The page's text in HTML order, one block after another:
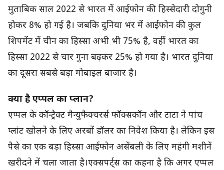
मुताबिक साल 2022 से भारत में आईफोन की हिस्सेदारी दोगुनी
होकर 8% हो गई है। जबकि दुनिया भर में आईफोन की कुल
शिपमेंट में चीन का हिस्सा अभी भी 75% है, वहीं भारत का
हिस्सा 2022 से चार गुना बढ़कर 25% हो गया है। भारत दुनिया
का दूसरा सबसे बड़ा मोबाइल बाजार है।
क्या है एप्पल का प्लान?
एप्पल के कॉन्ट्रैक्ट मैन्युफैक्चरर्स फॉक्सकॉन और टाटा ने पांच
प्लांट खोलने के लिए अरबों डॉलर का निवेश किया है। लेकिन इस
पैसे का एक बड़ा हिस्सा आईफोन असेंबली के लिए महंगी मशीनें
खरीदने में चला जाता है।एक्सपर्ट्स का कहना है कि अगर एप्पल